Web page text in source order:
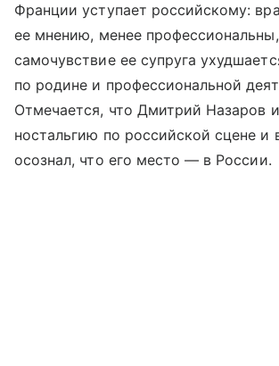
Франции уступает российскому:
ее мнению, менее
самочувствие ее супруга
по родине и профессиональной
Отмечается, что Дмитрий Назаров
ностальгию по российской сцене и
осознал, что его место — в России.